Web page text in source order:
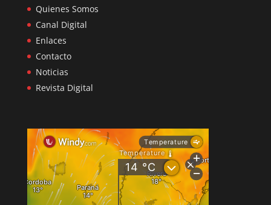
Quienes Somos
Canal Digital
Enlaces
Contacto
Noticias
Revista Digital